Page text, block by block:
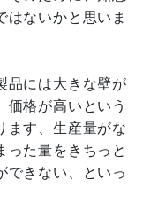
はないかと思いま
品には大きな壁が
価格が高いという
ます、生産量がな
った量をきちっと
できない、といっ